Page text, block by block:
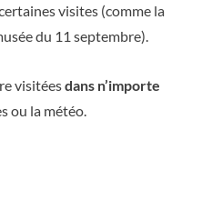
visites (comme la
du 11 septembre).
visitéesdans n’importe
ou la météo.